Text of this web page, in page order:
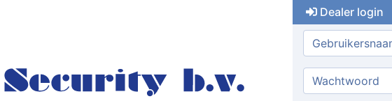
Dealer login
Gebruikersnaam:
Wachtwoord: